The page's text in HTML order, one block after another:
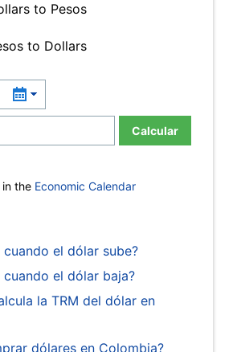
to Pesos
to Dollars
Calcular
in the Economic Calendar
cuando el dólar sube?
cuando el dólar baja?
la TRM del dólar en
dólares en Colombia?